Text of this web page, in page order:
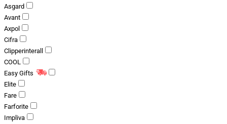
Asgard
Avant
Axpol
Cifra
Clipperinterall
COOL
Easy Gifts
Elite
Fare
Farforite
Impliva